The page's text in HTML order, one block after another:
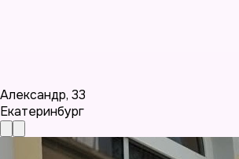
Александр, 33
Екатеринбург